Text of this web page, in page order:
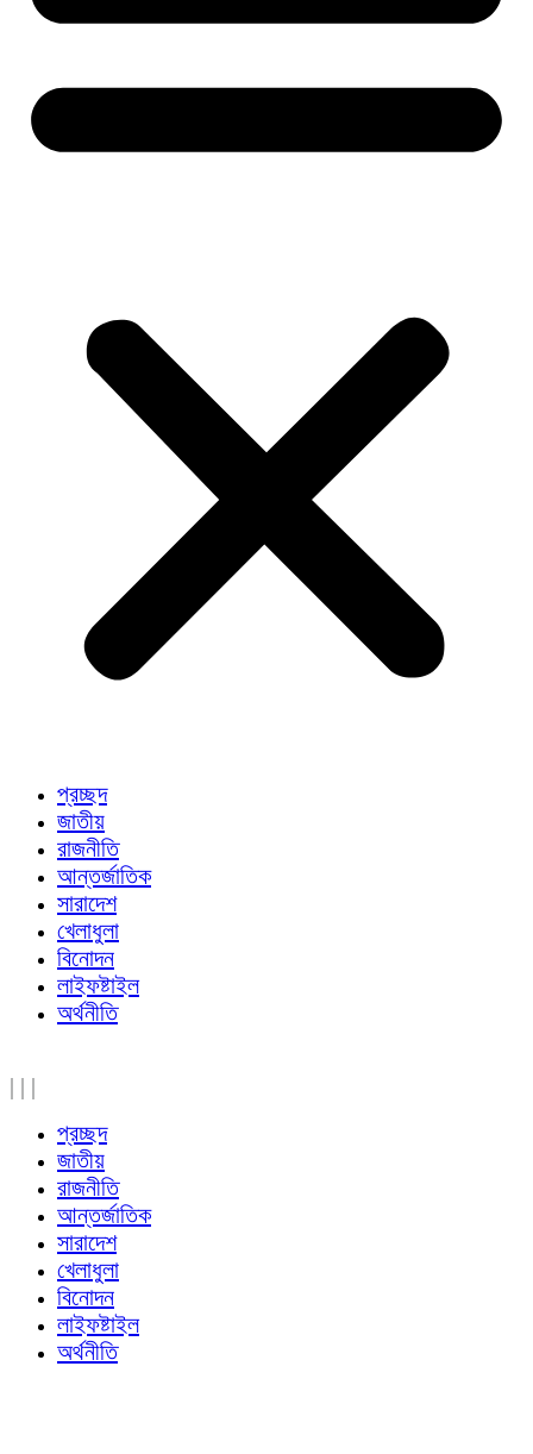
প্রচ্ছদ
জাতীয়
রাজনীতি
আন্তর্জাতিক
সারাদেশ
খেলাধুলা
বিনোদন
লাইফষ্টাইল
অর্থনীতি
| | |
প্রচ্ছদ
জাতীয়
রাজনীতি
আন্তর্জাতিক
সারাদেশ
খেলাধুলা
বিনোদন
লাইফষ্টাইল
অর্থনীতি